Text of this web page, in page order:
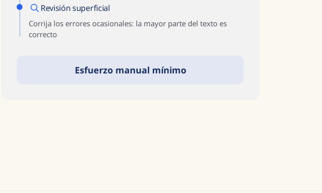
Revisión superficial
Corrija los errores ocasionales: la mayor parte del texto es
correcto
Esfuerzo manual mínimo